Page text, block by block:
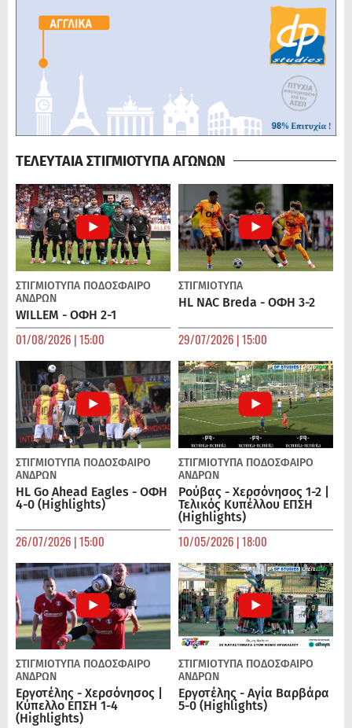
ΤΕΛΕΥΤΑΙΑ ΣΤΙΓΜΙΟΤΥΠΑ ΑΓΩΝΩΝ
ΣΤΙΓΜΙΟΤΥΠΑ ΠΟΔΌΣΦΑΙΡΟ
ΑΝΔΡΏΝ
WILLEM - ΟΦΗ 2-1
01/08/2026 | 15:00
ΣΤΙΓΜΙΟΤΥΠΑ
HL NAC Breda - ΟΦΗ 3-2
29/07/2026 | 15:00
ΣΤΙΓΜΙΟΤΥΠΑ ΠΟΔΌΣΦΑΙΡΟ
ΑΝΔΡΏΝ
HL Go Ahead Eagles - ΟΦΗ
4-0 (Highlights)
26/07/2026 | 15:00
ΣΤΙΓΜΙΟΤΥΠΑ ΠΟΔΌΣΦΑΙΡΟ
ΑΝΔΡΏΝ
Ρούβας - Χερσόνησος 1-2 |
Τελικός Κυπέλλου ΕΠΣΗ
(Highlights)
10/05/2026 | 18:00
ΣΤΙΓΜΙΟΤΥΠΑ ΠΟΔΌΣΦΑΙΡΟ
ΑΝΔΡΏΝ
Εργοτέλης - Χερσόνησος |
Κύπελλο ΕΠΣΗ 1-4
(Highlights)
ΣΤΙΓΜΙΟΤΥΠΑ ΠΟΔΌΣΦΑΙΡΟ
ΑΝΔΡΏΝ
Εργοτέλης - Αγία Βαρβάρα
5-0 (Highlights)